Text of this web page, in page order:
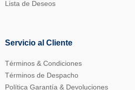
Lista de Deseos
Servicio al Cliente
Términos & Condiciones
Términos de Despacho
Política Garantía & Devoluciones